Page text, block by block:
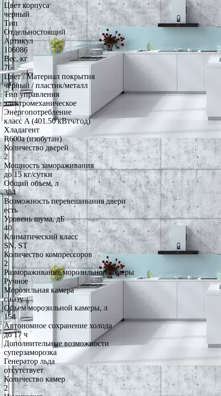
Цвет корпуса
черный
Тип
Отдельностоящий
Артикул
106086
Вес, кг
76
Цвет / Материал покрытия
чёрный / пластик/металл
Тип управления
электромеханическое
Энергопотребление
класс A (401.50 кВтч/год)
Хладагент
R600a (изобутан)
Количество дверей
2
Мощность замораживания
до 15 кг/cутки
Общий объем, л
384
Возможность перевешивания двери
есть
Уровень шума, дБ
40
Климатический класс
SN, ST
Количество компрессоров
2
Размораживание морозильной камеры
Ручное
Морозильная камера
снизу
Объем морозильной камеры, л
154
Автономное сохранение холода
до 17 ч
Дополнительные возможности
суперзаморозка
Генератор льда
отсутствует
Количество камер
2